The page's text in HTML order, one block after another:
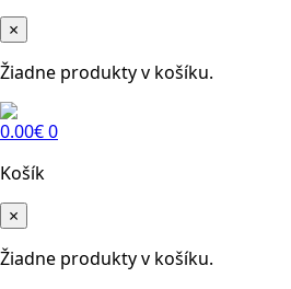
×
Žiadne produkty v košíku.
0.00€0
Košík
×
Žiadne produkty v košíku.